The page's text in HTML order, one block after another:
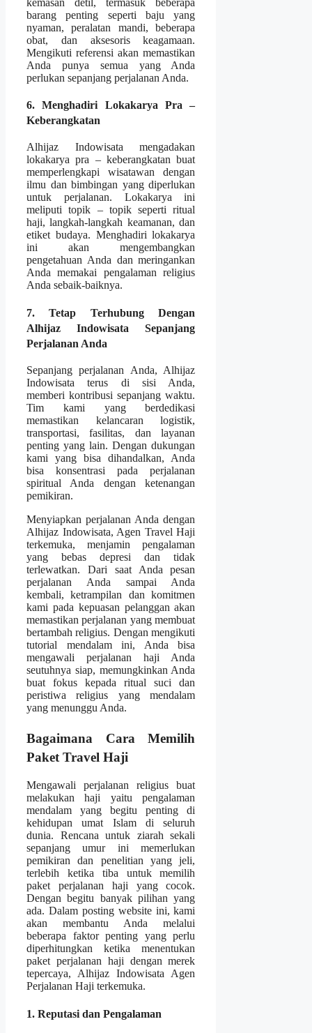
barang penting seperti baju yang
nyaman, peralatan mandi, beberapa
obat, dan aksesoris keagamaan.
Mengikuti referensi akan memastikan
Anda punya semua yang Anda
perlukan sepanjang perjalanan Anda.
6. Menghadiri Lokakarya Pra –
Keberangkatan
Alhijaz Indowisata mengadakan
lokakarya pra – keberangkatan buat
memperlengkapi wisatawan dengan
ilmu dan bimbingan yang diperlukan
untuk perjalanan. Lokakarya ini
meliputi topik – topik seperti ritual
haji, langkah-langkah keamanan, dan
etiket budaya. Menghadiri lokakarya
ini akan mengembangkan
pengetahuan Anda dan meringankan
Anda memakai pengalaman religius
Anda sebaik-baiknya.
7. Tetap Terhubung Dengan
Alhijaz Indowisata Sepanjang
Perjalanan Anda
Sepanjang perjalanan Anda, Alhijaz
Indowisata terus di sisi Anda,
memberi kontribusi sepanjang waktu.
Tim kami yang berdedikasi
memastikan kelancaran logistik,
transportasi, fasilitas, dan layanan
penting yang lain. Dengan dukungan
kami yang bisa dihandalkan, Anda
bisa konsentrasi pada perjalanan
spiritual Anda dengan ketenangan
pemikiran.
Menyiapkan perjalanan Anda dengan
Alhijaz Indowisata, Agen Travel Haji
terkemuka, menjamin pengalaman
yang bebas depresi dan tidak
terlewatkan. Dari saat Anda pesan
perjalanan Anda sampai Anda
kembali, ketrampilan dan komitmen
kami pada kepuasan pelanggan akan
memastikan perjalanan yang membuat
bertambah religius. Dengan mengikuti
tutorial mendalam ini, Anda bisa
mengawali perjalanan haji Anda
seutuhnya siap, memungkinkan Anda
buat fokus kepada ritual suci dan
peristiwa religius yang mendalam
yang menunggu Anda.
Bagaimana Cara Memilih
Paket Travel Haji
Mengawali perjalanan religius buat
melakukan haji yaitu pengalaman
mendalam yang begitu penting di
kehidupan umat Islam di seluruh
dunia. Rencana untuk ziarah sekali
sepanjang umur ini memerlukan
pemikiran dan penelitian yang jeli,
terlebih ketika tiba untuk memilih
paket perjalanan haji yang cocok.
Dengan begitu banyak pilihan yang
ada. Dalam posting website ini, kami
akan membantu Anda melalui
beberapa faktor penting yang perlu
diperhitungkan ketika menentukan
paket perjalanan haji dengan merek
tepercaya, Alhijaz Indowisata Agen
Perjalanan Haji terkemuka.
1. Reputasi dan Pengalaman